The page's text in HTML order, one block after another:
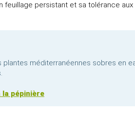
feuillage persistant et sa tolérance
plantes méditerranéennes sobres en
pépinière